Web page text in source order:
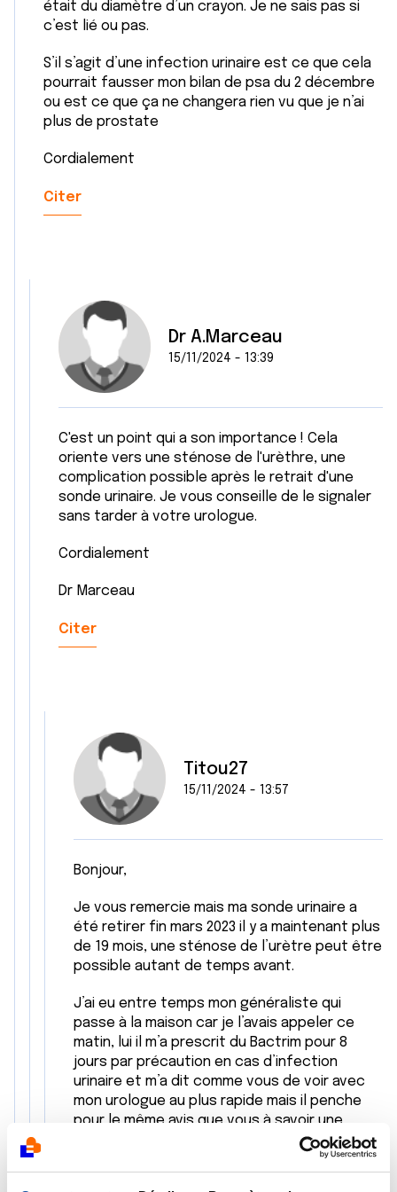
était du diamètre d’un crayon. Je ne sais pas si
c’est lié ou pas.
S’il s’agit d’une infection urinaire est ce que cela
pourrait fausser mon bilan de psa du 2 décembre
ou est ce que ça ne changera rien vu que je n’ai
plus de prostate
Cordialement
Citer
Dr A.Marceau
15/11/2024 - 13:39
C'est un point qui a son importance ! Cela
oriente vers une sténose de l'urèthre, une
complication possible après le retrait d'une
sonde urinaire. Je vous conseille de le signaler
sans tarder à votre urologue.
Cordialement
Dr Marceau
Citer
Titou27
15/11/2024 - 13:57
Bonjour,
Je vous remercie mais ma sonde urinaire a
été retirer fin mars 2023 il y a maintenant plus
de 19 mois, une sténose de l’urètre peut être
possible autant de temps avant.
J’ai eu entre temps mon généraliste qui
passe à la maison car je l’avais appeler ce
matin, lui il m’a prescrit du Bactrim pour 8
jours par précaution en cas d’infection
urinaire et m’a dit comme vous de voir avec
mon urologue au plus rapide mais il penche
pour le même avis que vous à savoir une
sténose de l'urètre mais pourquoi ça
arriverait plus de 19 mois après le retrait de la